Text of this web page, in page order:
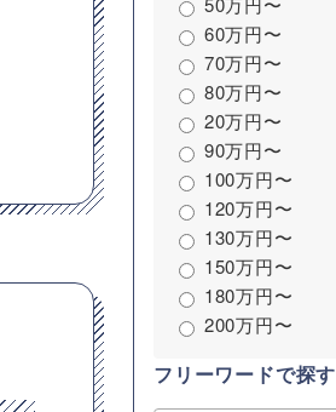
60万円〜
70万円〜
80万円〜
20万円〜
90万円〜
100万円〜
120万円〜
130万円〜
150万円〜
180万円〜
200万円〜
フリーワードで探す